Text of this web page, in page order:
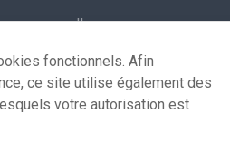
personnelles
de réutilisation
nous
fonctionnels. Afin
ce site utilise également des
votre autorisation est